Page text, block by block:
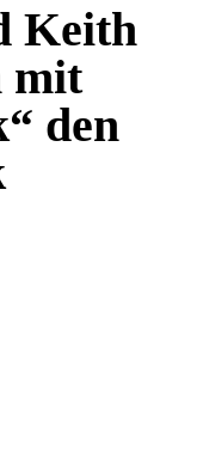
Keith
mit
den